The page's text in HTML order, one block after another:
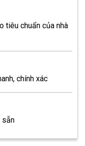
tiêu chuẩn của nhà
chính xác
sẵn